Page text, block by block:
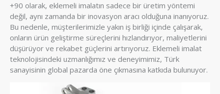
+90 olarak, eklemeli imalatın sadece bir üretim yöntemi
değil, aynı zamanda bir inovasyon aracı olduğuna inanıyoruz.
Bu nedenle, müşterilerimizle yakın iş birliği içinde çalışarak,
onların ürün geliştirme süreçlerini hızlandırıyor, maliyetlerini
düşürüyor ve rekabet güçlerini artırıyoruz. Eklemeli imalat
teknolojisindeki uzmanlığımız ve deneyimimiz, Türk
sanayisinin global pazarda öne çıkmasına katkıda bulunuyor.